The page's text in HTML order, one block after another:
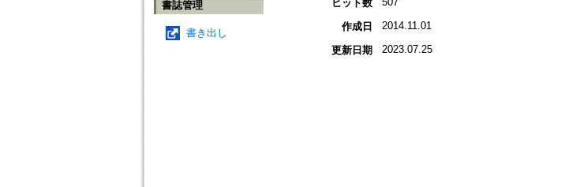
書誌管理
書き出し
ヒット数
作成日 2014.11.01
更新日期 2023.07.25